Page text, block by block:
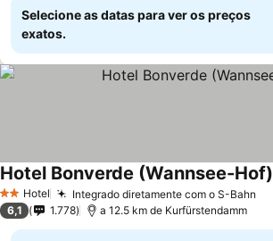
Selecione as datas para ver os preços
exatos.
2 Estrelas
Hotel Integrado diretamente com o S-Bahn
Hotel Bonverde (Wannsee-Hof)
6,1 1.778 a 12.5 km de Kurfürstendamm